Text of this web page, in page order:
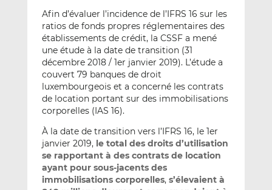
Afin d’évaluer l’incidence de l’IFRS 16 sur les
ratios de fonds propres réglementaires des
établissements de crédit, la CSSF a mené
une étude à la date de transition (31
décembre 2018 / 1er janvier 2019). L’étude a
couvert 79 banques de droit
luxembourgeois et a concerné les contrats
de location portant sur des immobilisations
corporelles (IAS 16).
À la date de transition vers l’IFRS 16, le 1er
janvier 2019, le total des droits d’utilisation
se rapportant à des contrats de location
ayant pour sous-jacents des
immobilisations corporelles, s’élevaient à